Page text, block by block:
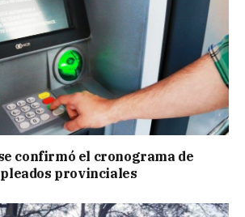
confirmó el cronograma de
provinciales